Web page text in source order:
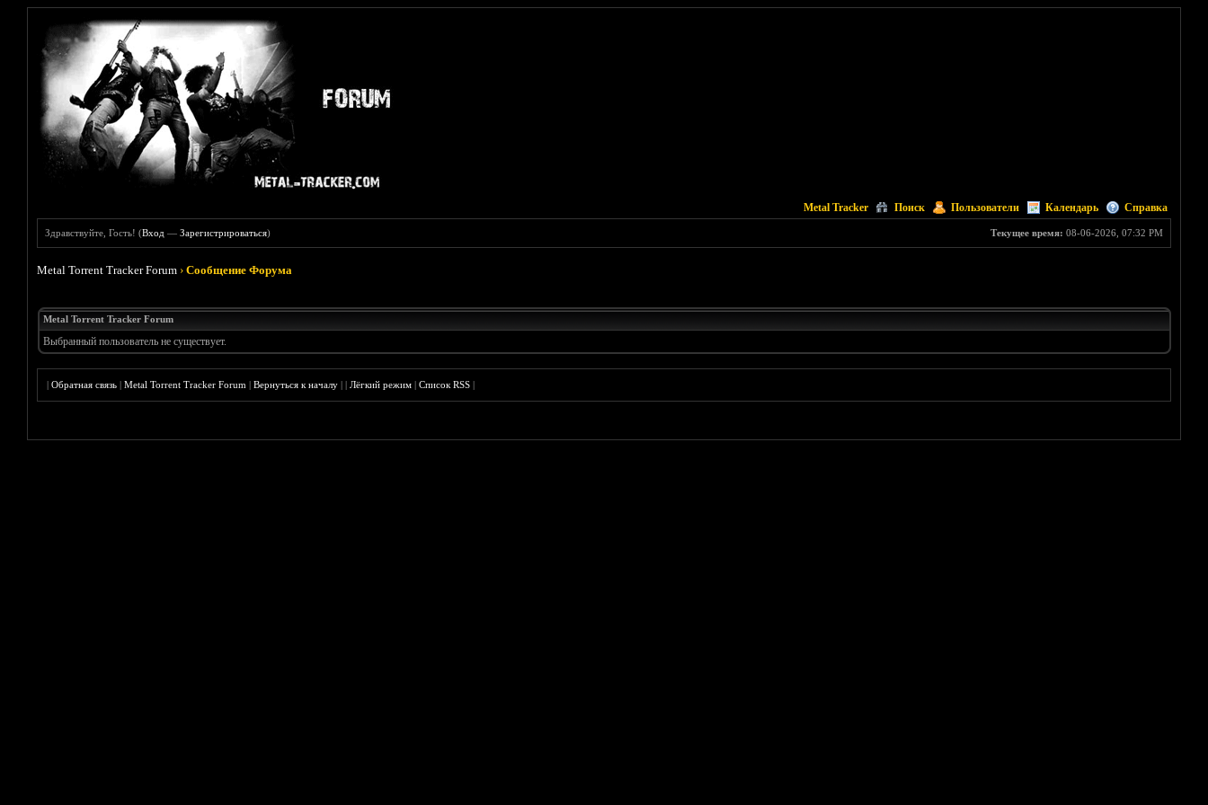
Metal Tracker Поиск Пользователи Календарь Справка
Текущее время: 08-06-2026, 07:32 PM
Здравствуйте, Гость! (Вход —Зарегистрироваться)
Metal Torrent Tracker Forum ›Сообщение Форума
Metal Torrent Tracker Forum
Выбранный пользователь не существует.
|Обратная связь |Metal Torrent Tracker Forum |Вернуться к началу ||Лёгкий режим |Список RSS |